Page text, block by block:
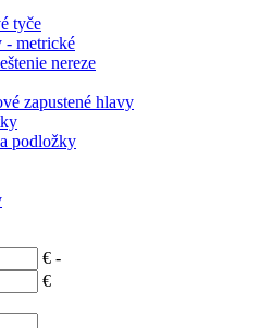
tyče
- metrické
nereze
zapustené hlavy
podložky
€ -
€